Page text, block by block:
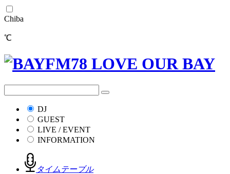
Chiba
℃
DJ
GUEST
LIVE / EVENT
INFORMATION
タイムテーブル